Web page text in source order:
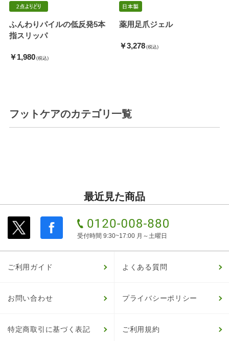
ふんわりパイルの低反発5本
指スリッパ
￥1,980 (税込)
薬用足爪ジェル
￥3,278 (税込)
フットケアのカテゴリ一覧
最近見た商品
受付時間 9:30~17:00 月～土曜日
ご利用ガイド よくある質問
お問い合わせ プライバシーポリシー
特定商取引に基づく表記 ご利用規約